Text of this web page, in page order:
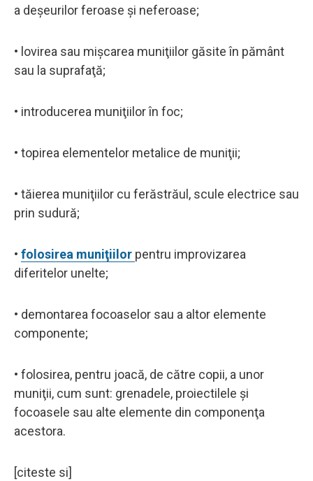
a deşeurilor feroase şi neferoase;
• lovirea sau mişcarea muniţiilor găsite în pământ
sau la suprafaţă;
• introducerea muniţiilor în foc;
• topirea elementelor metalice de muniţii;
• tăierea muniţiilor cu ferăstrăul, scule electrice sau
prin sudură;
• folosirea muniţiilor pentru improvizarea
diferitelor unelte;
• demontarea focoaselor sau a altor elemente
componente;
• folosirea, pentru joacă, de către copii, a unor
muniţii, cum sunt: grenadele, proiectilele şi
focoasele sau alte elemente din componenţa
acestora.
[citeste si]